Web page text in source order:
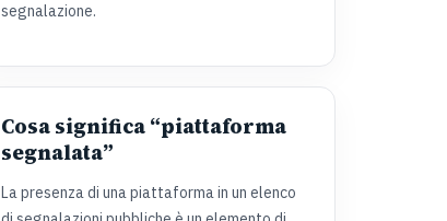
segnalazione.
Cosa significa “piattaforma
segnalata”
La presenza di una piattaforma in un elenco